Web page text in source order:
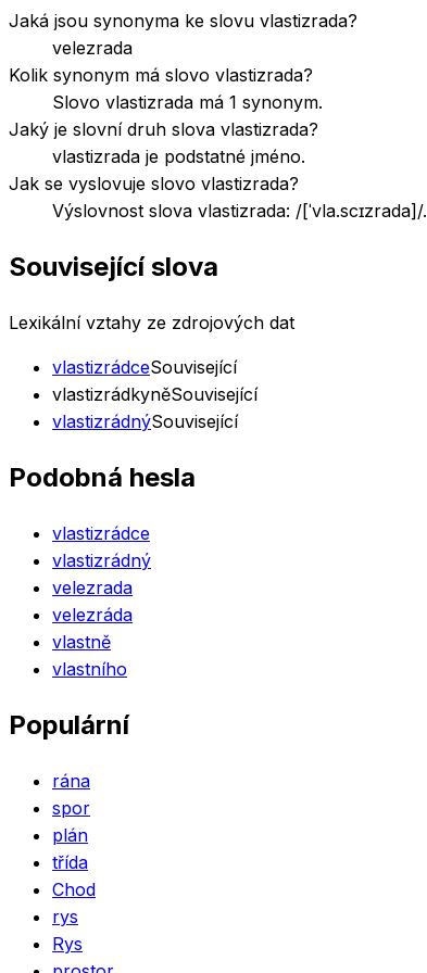
Jaká jsou synonyma ke slovu vlastizrada?
velezrada
Kolik synonym má slovo vlastizrada?
Slovo vlastizrada má 1 synonym.
Jaký je slovní druh slova vlastizrada?
vlastizrada je podstatné jméno.
Jak se vyslovuje slovo vlastizrada?
Výslovnost slova vlastizrada: /[ˈvla.scɪzrada]/.
Související slova
Lexikální vztahy ze zdrojových dat
vlastizrádceSouvisející
vlastizrádkyněSouvisející
vlastizrádnýSouvisející
Podobná hesla
vlastizrádce
vlastizrádný
velezrada
velezráda
vlastně
vlastního
Populární
rána
spor
plán
třída
Chod
rys
Rys